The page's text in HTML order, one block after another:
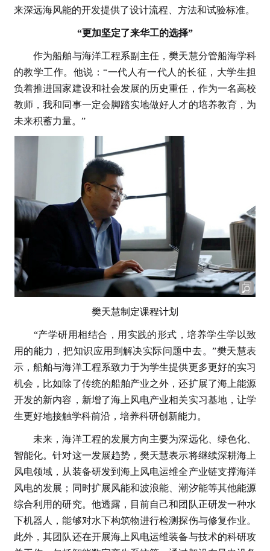
来深远海风能的开发提供了设计流程、方法和试验标准。
“更加坚定了来华工的选择”
作为船舶与海洋工程系副主任，樊天慧分管船海学科
的教学工作。他说：“一代人有一代人的长征，大学生担
负着推进国家建设和社会发展的历史重任，作为一名高校
教师，我和同事一定会脚踏实地做好人才的培养教育，为
未来积蓄力量。”
樊天慧制定课程计划
“产学研用相结合，用实践的形式，培养学生学以致
用的能力，把知识应用到解决实际问题中去。”樊天慧表
示，船舶与海洋工程系致力于为学生提供更多更好的实习
机会，比如除了传统的船舶产业之外，还扩展了海上能源
开发的新内容，新增了海上风电产业相关实习基地，让学
生更好地接触学科前沿，培养科研创新能力。
未来，海洋工程的发展方向主要为深远化、绿色化、
智能化。针对这一发展趋势，樊天慧表示将继续深耕海上
风电领域，从装备研发到海上风电运维全产业链支撑海洋
风电的发展；同时扩展风能和波浪能、潮汐能等其他能源
综合利用的研究。他透露，目前自己和团队正研发一种水
下机器人，能够对水下构筑物进行检测探伤与修复作业。
此外，其团队还在开展海上风电运维装备与技术的科研攻